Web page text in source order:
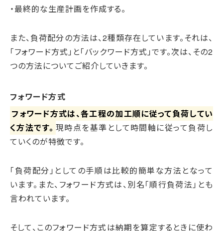
・最終的な生産計画を作成する。
また、負荷配分の方法は、2種類存在しています。それは、
「フォワード方式」と「バックワード方式」です。次は、その2
つの方法についてご紹介していきます。
フォワード方式
フォワード方式は、各工程の加工順に従って負荷してい
く方法です。 現時点を基準として時間軸に従って負荷し
ていくのが特徴です。
「負荷配分」としての手順は比較的簡単な方法となって
います。また、フォワード方式は、別名「順行負荷法」とも
言われています。
そして、このフォワード方式は納期を算定するときに使わ